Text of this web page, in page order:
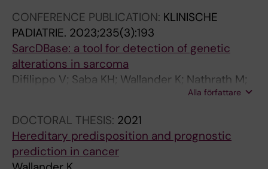
CONFERENCE PUBLICATION: KLINISCHE
PADIATRIE. 2023;235(3):193
SarcDBase: a tool for detection of genetic
alterations in sarcoma
Difilippo V; Saba KH; Wallander K; Nathrath M;
Alla författare
DOCTORAL THESIS: 2021
Hereditary predisposition and prognostic
prediction in cancer